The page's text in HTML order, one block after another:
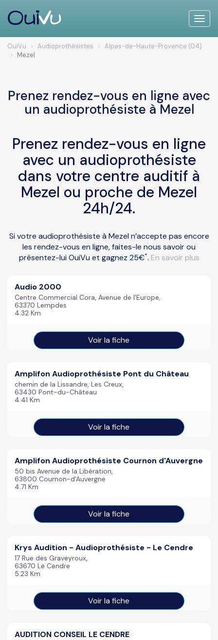
Toggle
OuiVu Audioprothésistes
Alpes-de-Haute-Provence (04)
Mezel
Prenez rendez-vous en ligne avec
un audioprothésiste à Mezel
Prenez rendez-vous en ligne
avec un audioprothésiste
dans votre centre auditif à
Mezel ou proche de Mezel
24h/24.
Si votre audioprothésiste à Mezel n’accepte pas encore
les rendez-vous en ligne, faites-le nous savoir ou
présentez-lui OuiVu et gagnez 25€*. En savoir plus
Audio 2000
Centre Commercial Cora, Avenue de l'Europe,
63370 Lempdes
4.32 Km
Voir la fiche
Amplifon Audioprothésiste Pont du Château
chemin de la Lissandre, Les Creux,
63430 Pont-du-Château
4.41 Km
Voir la fiche
Amplifon Audioprothésiste Cournon d'Auvergne
50 bis Avenue de la Libération,
63800 Cournon-d'Auvergne
4.71 Km
Voir la fiche
Krys Audition - Audioprothésiste - Le Cendre
17 Rue des Graveyroux,
63670 Le Cendre
5.23 Km
Voir la fiche
AUDITION CONSEIL LE CENDRE